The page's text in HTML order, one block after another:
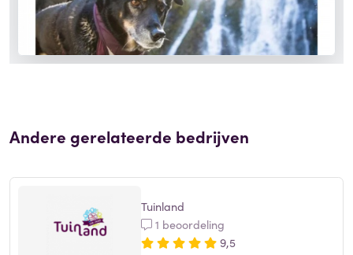
Andere gerelateerde bedrijven
Tuinland
1 beoordeling
9,5